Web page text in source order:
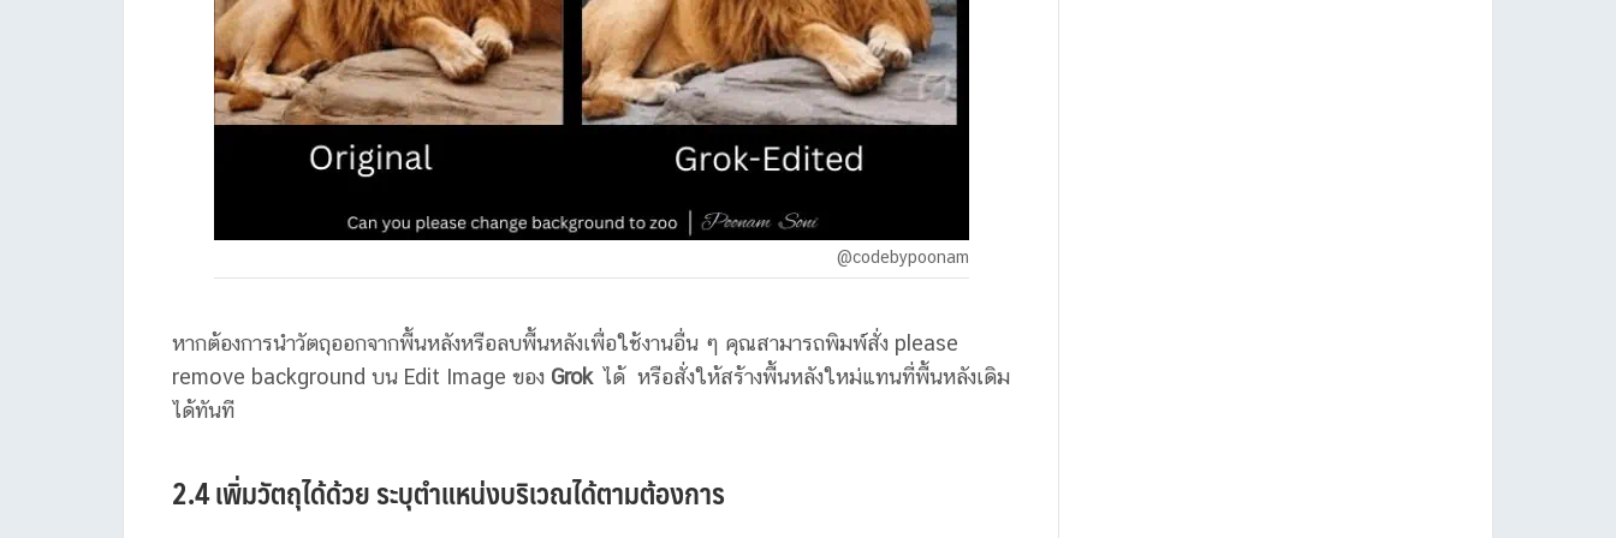
@codebypoonam
หากต้องการนำวัตถุออกจากพื้นหลังหรือลบพื้นหลังเพื่อใช้งานอื่น ๆ คุณสามารถพิมพ์สั่ง please
remove background บน Edit Image ของ Grok ได้ หรือสั่งให้สร้างพื้นหลังใหม่แทนที่พื้นหลังเดิม
ได้ทันที
2.4 เพิ่มวัตถุได้ด้วย ระบุตำแหน่งบริเวณได้ตามต้องการ